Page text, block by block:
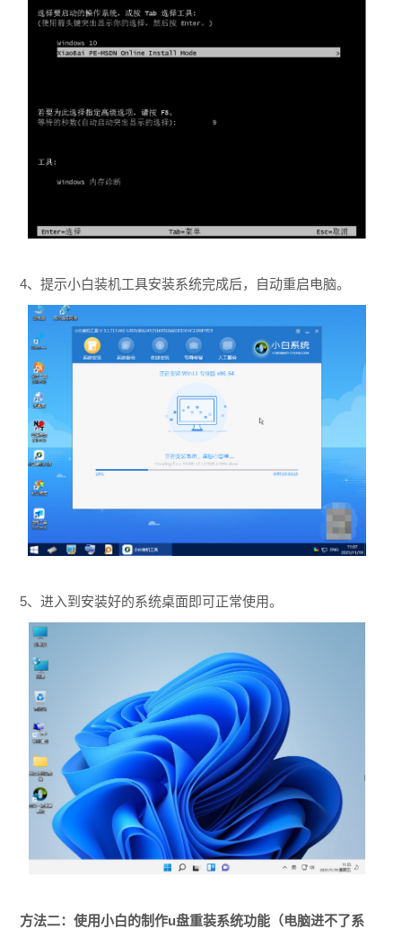
4、提示小白装机工具安装系统完成后，自动重启电脑。
5、进入到安装好的系统桌面即可正常使用。
方法二： 使用小白的制作u盘重装系统功能（电脑进不了系